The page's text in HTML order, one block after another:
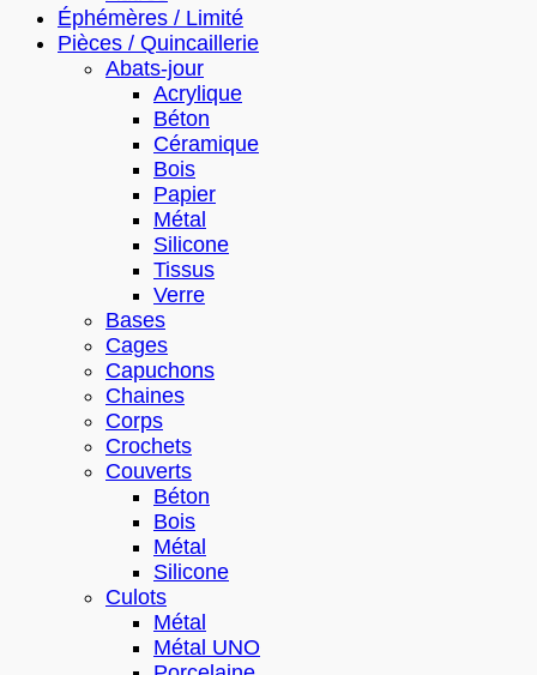
Éphémères / Limité
Pièces / Quincaillerie
Abats-jour
Acrylique
Béton
Céramique
Bois
Papier
Métal
Silicone
Tissus
Verre
Bases
Cages
Capuchons
Chaines
Corps
Crochets
Couverts
Béton
Bois
Métal
Silicone
Culots
Métal
Métal UNO